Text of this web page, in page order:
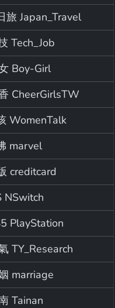
Japan_Travel
Tech_Job
Boy-Girl
CheerGirlsTW
WomenTalk
marvel
creditcard
NSwitch
PlayStation
TY_Research
marriage
Tainan